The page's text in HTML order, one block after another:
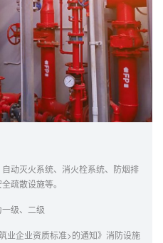
动灭火系统、消火栓系统、防烟排
疏散设施等。
级、二级
业企业资质标准>的通知》消防设施